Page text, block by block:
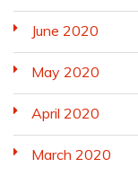
June 2020
May 2020
April 2020
March 2020